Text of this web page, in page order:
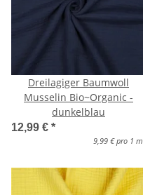
Dreilagiger Baumwoll
Musselin Bio~Organic -
dunkelblau
12,99 € *
9,99 € pro 1 m